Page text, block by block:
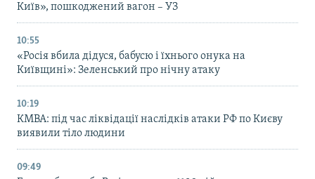
Київ», пошкоджений вагон – УЗ
10:55
«Росія вбила дідуся, бабусю і їхнього онука на
Київщині»: Зеленський про нічну атаку
10:19
КМВА: під час ліквідації наслідків атаки РФ по Києву
виявили тіло людини
09:49